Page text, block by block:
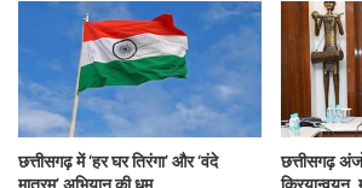
इस महत्वपूर्ण उपलब्धि से छत्तीसगढ़ के कैंसर रोगियों
सुविधा मिलेगी और चिकित्सा महाविद्यालय रायपुर
एक प्रमुख केंद्र के रूप में उभरेगा।
F W X Li
M T
छत्तीसगढ़ में ‘हर घर तिरंगा’ और ‘वंदे
छत्तीसगढ़